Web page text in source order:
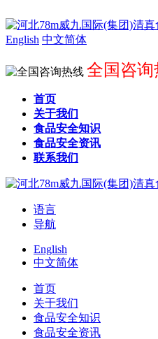
English 中文简体
全国咨询
首页
关于我们
食品安全知识
食品安全资讯
联系我们
语言
导航
English
中文简体
首页
关于我们
食品安全知识
食品安全资讯